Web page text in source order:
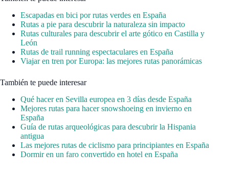
Escapadas en bici por rutas verdes en España
Rutas a pie para descubrir la naturaleza sin impacto
Rutas culturales para descubrir el arte gótico en Castilla y
León
Rutas de trail running espectaculares en España
Viajar en tren por Europa: las mejores rutas panorámicas
También te puede interesar
Qué hacer en Sevilla europea en 3 días desde España
Mejores rutas para hacer snowshoeing en invierno en
España
Guía de rutas arqueológicas para descubrir la Hispania
antigua
Las mejores rutas de ciclismo para principiantes en España
Dormir en un faro convertido en hotel en España